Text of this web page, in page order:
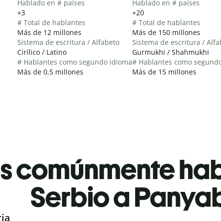
Hablado en # países
+3
# Total de hablantes
Más de 12 millones
Sistema de escritura / Alfabeto
Cirílico / Latino
# Hablantes como segundo idioma
Más de 0,5 millones
Hablado en # países
+20
# Total de hablantes
Más de 150 millones
Sistema de escritura /
Gurmukhi / Shahmukhi
# Hablantes como
Más de 15 millones
comúnmente
Serbio a